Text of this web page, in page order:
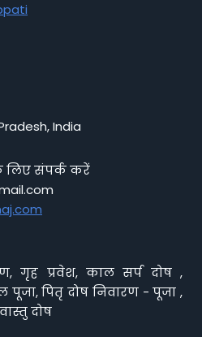
India
लिए संपर्क करें
गृह प्रवेश, काल सर्प दोष ,
पूजा, पितृ दोष निवारण - पूजा ,
दोष